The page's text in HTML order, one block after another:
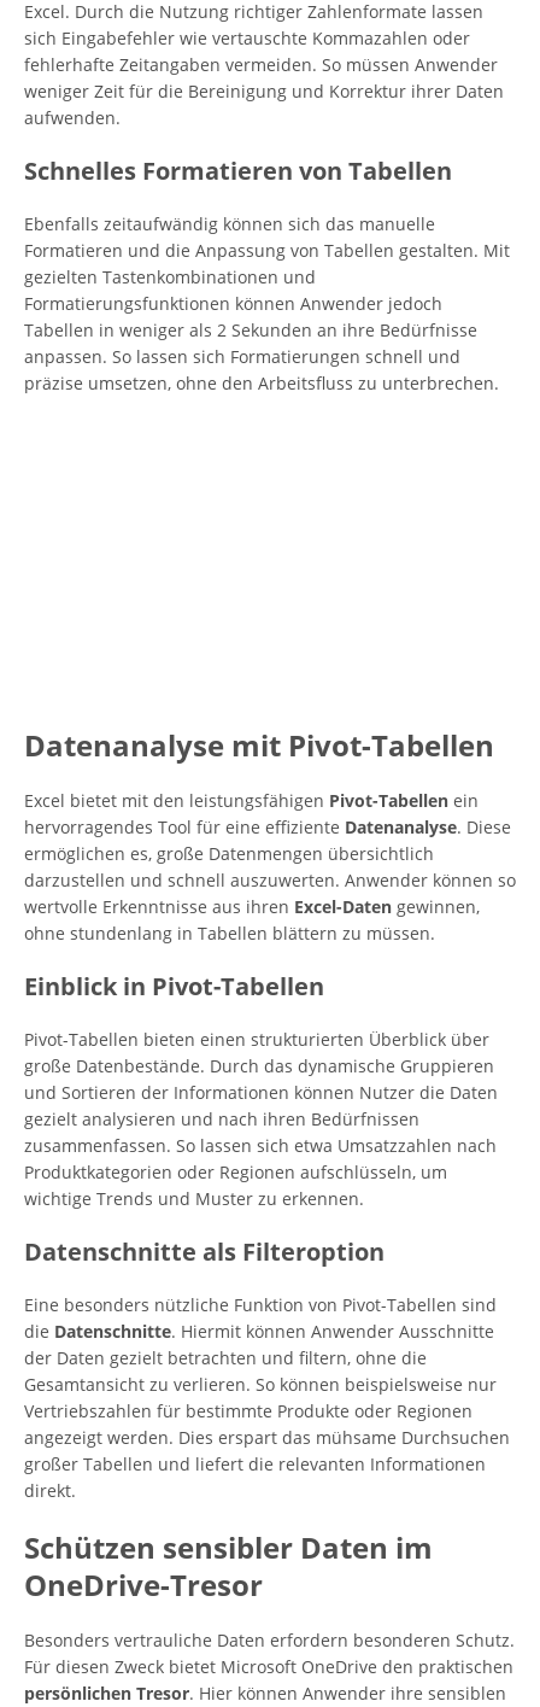
Excel. Durch die Nutzung richtiger Zahlenformate lassen
sich Eingabefehler wie vertauschte Kommazahlen oder
fehlerhafte Zeitangaben vermeiden. So müssen Anwender
weniger Zeit für die Bereinigung und Korrektur ihrer Daten
aufwenden.
Schnelles Formatieren von Tabellen
Ebenfalls zeitaufwändig können sich das manuelle
Formatieren und die Anpassung von Tabellen gestalten. Mit
gezielten Tastenkombinationen und
Formatierungsfunktionen können Anwender jedoch
Tabellen in weniger als 2 Sekunden an ihre Bedürfnisse
anpassen. So lassen sich Formatierungen schnell und
präzise umsetzen, ohne den Arbeitsfluss zu unterbrechen.
Datenanalyse mit Pivot-Tabellen
Excel bietet mit den leistungsfähigen Pivot-Tabellen ein
hervorragendes Tool für eine effiziente Datenanalyse. Diese
ermöglichen es, große Datenmengen übersichtlich
darzustellen und schnell auszuwerten. Anwender können so
wertvolle Erkenntnisse aus ihren Excel-Daten gewinnen,
ohne stundenlang in Tabellen blättern zu müssen.
Einblick in Pivot-Tabellen
Pivot-Tabellen bieten einen strukturierten Überblick über
große Datenbestände. Durch das dynamische Gruppieren
und Sortieren der Informationen können Nutzer die Daten
gezielt analysieren und nach ihren Bedürfnissen
zusammenfassen. So lassen sich etwa Umsatzzahlen nach
Produktkategorien oder Regionen aufschlüsseln, um
wichtige Trends und Muster zu erkennen.
Datenschnitte als Filteroption
Eine besonders nützliche Funktion von Pivot-Tabellen sind
die Datenschnitte. Hiermit können Anwender Ausschnitte
der Daten gezielt betrachten und filtern, ohne die
Gesamtansicht zu verlieren. So können beispielsweise nur
Vertriebszahlen für bestimmte Produkte oder Regionen
angezeigt werden. Dies erspart das mühsame Durchsuchen
großer Tabellen und liefert die relevanten Informationen
direkt.
Schützen sensibler Daten im
OneDrive-Tresor
Besonders vertrauliche Daten erfordern besonderen Schutz.
Für diesen Zweck bietet Microsoft OneDrive den praktischen
persönlichen Tresor. Hier können Anwender ihre sensiblen